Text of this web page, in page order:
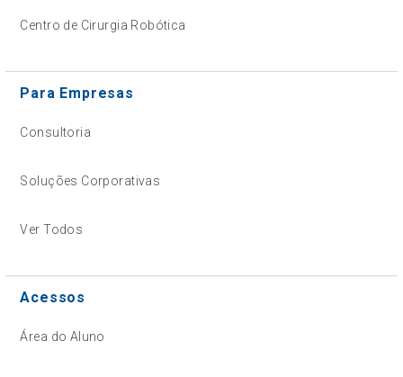
Centro de Cirurgia Robótica
Para Empresas
Consultoria
Soluções Corporativas
Ver Todos
Acessos
Área do Aluno